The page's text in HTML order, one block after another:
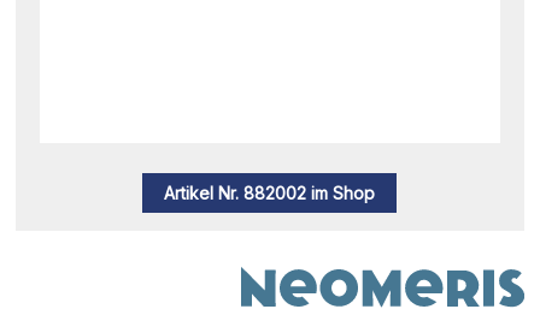
Artikel Nr. 882002 im Shop